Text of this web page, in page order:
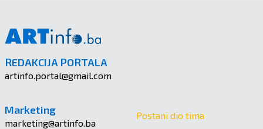
REDAKCIJA PORTALA
artinfo.portal@gmail.com
Marketing
marketing@artinfo.ba
Postani dio tima